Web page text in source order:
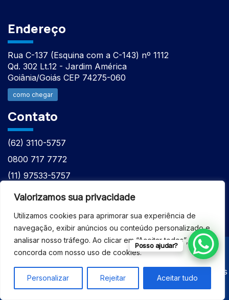
Valorizamos sua privacidade
Utilizamos cookies para aprimorar sua experiência de
navegação, exibir anúncios ou conteúdo personalizado e
analisar nosso tráfego. Ao clicar em “Aceitar todos”, você
concorda com nosso uso de cookies.
Personalizar Rejeitar Aceitar tudo
Endereço
Rua C-137 (Esquina com a C-143) nº 1112
Qd. 302 Lt.12 - Jardim América
Goiânia/Goiás CEP 74275-060
como chegar
Contato
(62) 3110-5757
0800 717 7772
(11) 97533-5757
(62) 98610-7777
© 2026 - ASSISTÊNCIA TÉCNICA ESPECIALIZADA
EQUIPAMENTOS BRUKER - Todos os direitos reservados
Posso ajudar?